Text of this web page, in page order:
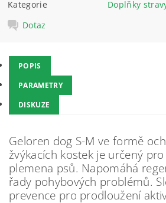
Kategorie
Doplňky
Dotaz
POPIS
PARAMETRY
DISKUZE
Geloren dog S-M ve formě
žvýkacích kostek je určený
plemena psů. Napomáhá
řady pohybových problémů.
prevence pro prodloužení